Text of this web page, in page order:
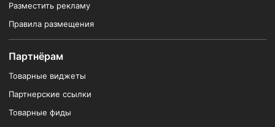
Разместить рекламу
Правила размещения
Партнёрам
Товарные виджеты
Партнерские ссылки
Товарные фиды